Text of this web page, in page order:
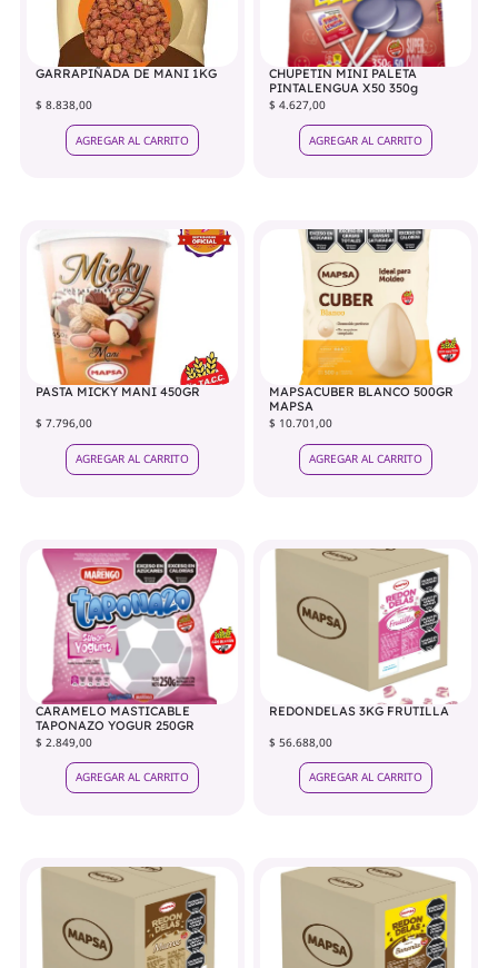
GARRAPIÑADA DE MANI 1KG
$ 8.838,00
AGREGAR AL CARRITO
CHUPETIN MINI PALETA
PINTALENGUA X50 350g
$ 4.627,00
AGREGAR AL CARRITO
PASTA MICKY MANI 450GR
$ 7.796,00
AGREGAR AL CARRITO
MAPSACUBER BLANCO 500GR
MAPSA
$ 10.701,00
AGREGAR AL CARRITO
CARAMELO MASTICABLE
TAPONAZO YOGUR 250GR
$ 2.849,00
AGREGAR AL CARRITO
REDONDELAS 3KG FRUTILLA
$ 56.688,00
AGREGAR AL CARRITO